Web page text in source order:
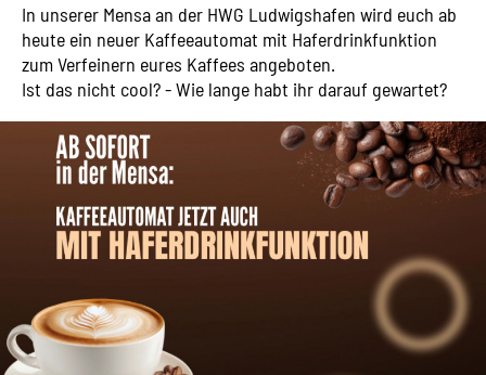
In unserer Mensa an der HWG Ludwigshafen wird euch ab
heute ein neuer Kaffeeautomat mit Haferdrinkfunktion
zum Verfeinern eures Kaffees angeboten.
Ist das nicht cool? - Wie lange habt ihr darauf gewartet?